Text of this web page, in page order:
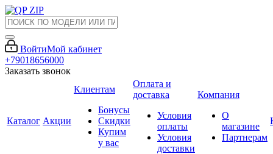
ВойтиМой кабинет
+79018656000
Заказать звонок
Каталог Акции
Клиентам
Бонусы
Скидки
Купим
у вас
Оплата и
доставка
Условия
оплаты
Условия
доставки
Компания
О
магазине
Партнерам